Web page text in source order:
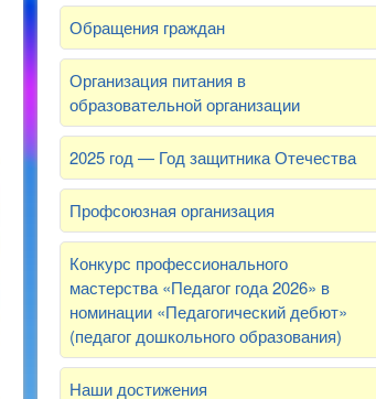
Обращения граждан
Организация питания в
образовательной организации
2025 год — Год защитника Отечества
Профсоюзная организация
Конкурс профессионального
мастерства «Педагог года 2026» в
номинации «Педагогический дебют»
(педагог дошкольного образования)
Наши достижения